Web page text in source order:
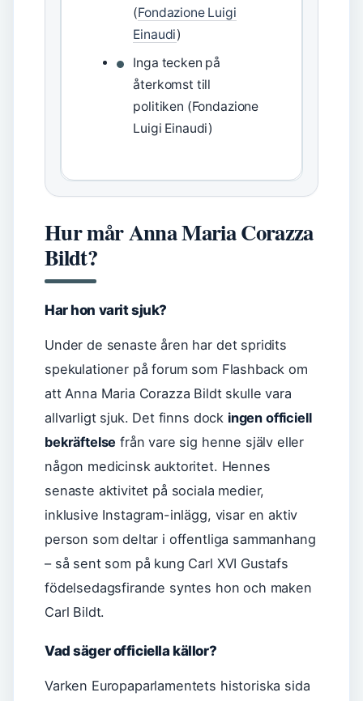
(Fondazione Luigi
Einaudi)
Inga tecken på
återkomst till
politiken (Fondazione
Luigi Einaudi)
Hur mår Anna Maria Corazza
Bildt?
Har hon varit sjuk?
Under de senaste åren har det spridits
spekulationer på forum som Flashback om
att Anna Maria Corazza Bildt skulle vara
allvarligt sjuk. Det finns dock ingen officiell
bekräftelse från vare sig henne själv eller
någon medicinsk auktoritet. Hennes
senaste aktivitet på sociala medier,
inklusive Instagram-inlägg, visar en aktiv
person som deltar i offentliga sammanhang
– så sent som på kung Carl XVI Gustafs
födelsedagsfirande syntes hon och maken
Carl Bildt.
Vad säger officiella källor?
Varken Europaparlamentets historiska sida